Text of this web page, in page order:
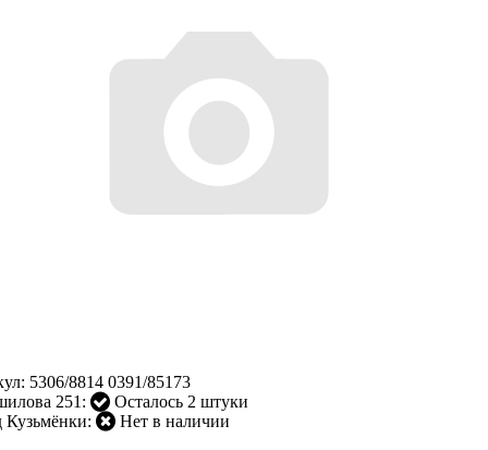
5306/8814 0391/85173
251:
Осталось 2 штуки
Кузьмёнки:
Нет в наличии